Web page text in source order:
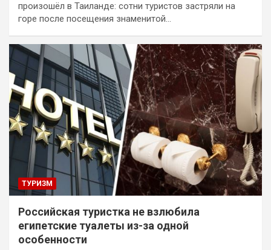
произошёл в Таиланде: сотни туристов застряли на
горе после посещения знаменитой…
ТУРИЗМ
Российская туристка не взлюбила
египетские туалеты из-за одной
особенности